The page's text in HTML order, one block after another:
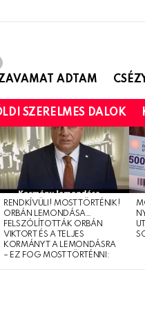
ADTAM
SZERELMES DALOK
RENDKÍVÜLI! MOST TÖRTÉNIK!
ORBÁN LEMONDÁSA…
FELSZÓLÍTOTTÁK ORBÁN
VIKTORT ÉS A TELJES
KORMÁNYT A LEMONDÁSRA
– EZ FOG MOST TÖRTÉNNI: